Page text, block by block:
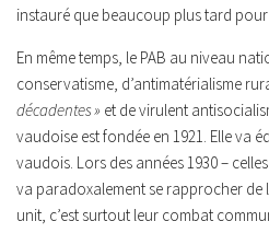
instauré que beaucoup plus tard
En même temps, le PAB au niveau
conservatisme, d’antimatérialisme
décadentes » et de virulent
vaudoise est fondée en 1921. Elle va
vaudois. Lors des années 1930 –
va paradoxalement se rapprocher de
unit, c’est surtout leur combat